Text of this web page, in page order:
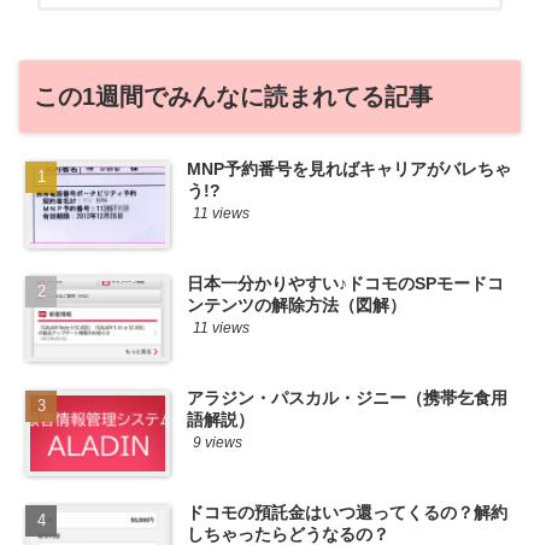
この1週間でみんなに読まれてる記事
MNP予約番号を見ればキャリアがバレちゃ
う!?
11 views
日本一分かりやすい♪ドコモのSPモードコ
ンテンツの解除方法（図解）
11 views
アラジン・パスカル・ジニー（携帯乞食用
語解説）
9 views
ドコモの預託金はいつ還ってくるの？解約
しちゃったらどうなるの？